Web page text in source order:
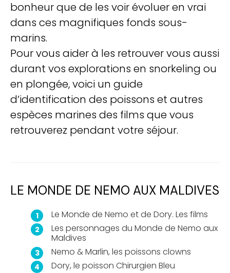
bonheur que de les voir évoluer en vrai
dans ces magnifiques fonds sous-
marins.
Pour vous aider à les retrouver vous aussi
durant vos explorations en snorkeling ou
en plongée, voici un guide
d’identification des poissons et autres
espèces marines des films que vous
retrouverez pendant votre séjour.
LE MONDE DE NEMO AUX MALDIVES
Le Monde de Nemo et de Dory. Les films
Les personnages du Monde de Nemo aux
Maldives
Nemo & Marlin, les poissons clowns
Dory, le poisson Chirurgien Bleu